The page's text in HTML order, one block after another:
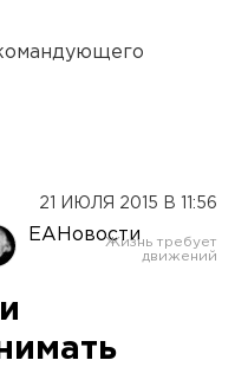
21 ИЮЛЯ 2015 В 11:56
ЕАНовости